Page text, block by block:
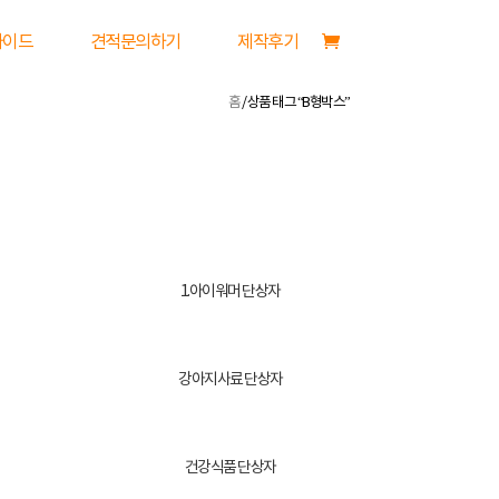
드 견적문의하기 제작후기
홈/ 상품 태그 “B형박스”
1.아이워머 단상자
강아지사료 단상자
건강식품 단상자